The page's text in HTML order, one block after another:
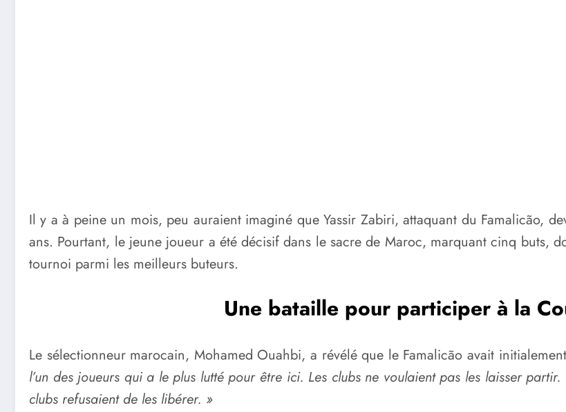
Il y a à peine un mois, peu auraient imaginé que Yassir Zabiri, attaquant du Famalicão,
ans. Pourtant, le jeune joueur a été décisif dans le sacre de Maroc, marquant cinq buts,
tournoi parmi les meilleurs buteurs.
Une bataille pour participer à la
Le sélectionneur marocain, Mohamed Ouahbi, a révélé que le Famalicão avait
l’un des joueurs qui a le plus lutté pour être ici. Les clubs ne voulaient pas les laisser
clubs refusaient de les libérer. »